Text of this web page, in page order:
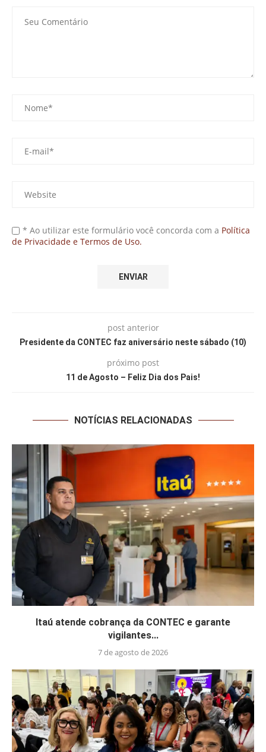
* Ao utilizar este formulário você concorda com a Política
de Privacidade e Termos de Uso.
post anterior
Presidente da CONTEC faz aniversário neste sábado (10)
próximo post
11 de Agosto – Feliz Dia dos Pais!
NOTÍCIAS RELACIONADAS
Itaú atende cobrança da CONTEC e garante
vigilantes...
7 de agosto de 2026